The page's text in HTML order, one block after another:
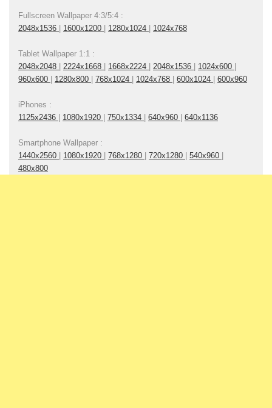
Fullscreen Wallpaper 4:3/5:4 :
2048x1536 | 1600x1200 | 1280x1024 | 1024x768
Tablet Wallpaper 1:1 :
2048x2048 | 2224x1668 | 1668x2224 | 2048x1536 | 1024x600 |
960x600 | 1280x800 | 768x1024 | 1024x768 | 600x1024 | 600x960
iPhones :
1125x2436 | 1080x1920 | 750x1334 | 640x960 | 640x1136
Smartphone Wallpaper :
1440x2560 | 1080x1920 | 768x1280 | 720x1280 | 540x960 |
480x800